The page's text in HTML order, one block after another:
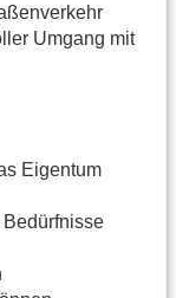
Umgang mit
Eigentum